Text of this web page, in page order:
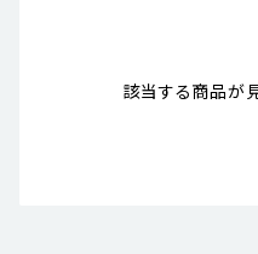
該当する商品が